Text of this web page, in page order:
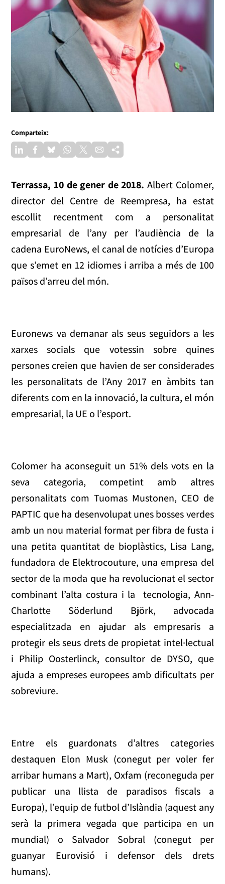
Comparteix:
Terrassa, 10 de gener de 2018. Albert Colomer,
director del Centre de Reempresa, ha estat
escollit recentment com a personalitat
empresarial de l’any per l’audiència de la
cadena EuroNews, el canal de notícies d’Europa
que s’emet en 12 idiomes i arriba a més de 100
països d’arreu del món.
Euronews va demanar als seus seguidors a les
xarxes socials que votessin sobre quines
persones creien que havien de ser considerades
les personalitats de l’Any 2017 en àmbits tan
diferents com en la innovació, la cultura, el món
empresarial, la UE o l’esport.
Colomer ha aconseguit un 51% dels vots en la
seva categoria, competint amb altres
personalitats com Tuomas Mustonen, CEO de
PAPTIC que ha desenvolupat unes bosses verdes
amb un nou material format per fibra de fusta i
una petita quantitat de bioplàstics, Lisa Lang,
fundadora de Elektrocouture, una empresa del
sector de la moda que ha revolucionat el sector
combinant l’alta costura i la tecnologia, Ann-
Charlotte Söderlund Björk, advocada
especialitzada en ajudar als empresaris a
protegir els seus drets de propietat intel·lectual
i Philip Oosterlinck, consultor de DYSO, que
ajuda a empreses europees amb dificultats per
sobreviure.
Entre els guardonats d’altres categories
destaquen Elon Musk (conegut per voler fer
arribar humans a Mart), Oxfam (reconeguda per
publicar una llista de paradisos fiscals a
Europa), l’equip de futbol d’Islàndia (aquest any
serà la primera vegada que participa en un
mundial) o Salvador Sobral (conegut per
guanyar Eurovisió i defensor dels drets
humans).